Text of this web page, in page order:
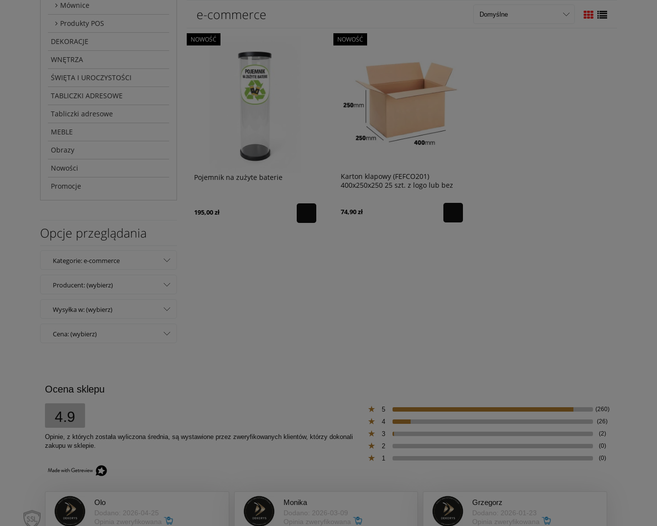
Mównice
Produkty POS
DEKORACJE
WNĘTRZA
ŚWIĘTA I UROCZYSTOŚCI
TABLICZKI ADRESOWE
Tabliczki adresowe
MEBLE
Obrazy
Nowości
Promocje
Opcje przeglądania
Kategorie: e-commerce
Producent: (wybierz)
Wysyłka w: (wybierz)
Cena: (wybierz)
e-commerce
Pojemnik na zużyte baterie
195,00 zł
NOWOŚĆ
Karton klapowy (FEFCO201)
400x250x250 25 szt. z logo lub bez
74,90 zł
NOWOŚĆ
Ocena sklepu
4.9
Opinie, z których została wyliczona średnia, są wystawione przez zweryfikowanych klientów, którzy dokonali
zakupu w sklepie.
5 (260)
4 (26)
3 (2)
2 (0)
1 (0)
Olo
Dodano: 2026-04-25
Opinia zweryfikowana
Monika
Dodano: 2026-03-09
Opinia zweryfikowana
Grzegorz
Dodano: 2026-01-23
Opinia zweryfikowana